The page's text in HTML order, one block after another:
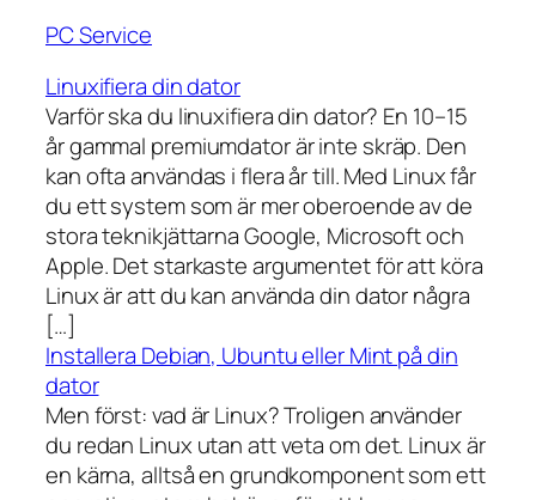
PC Service
Linuxifiera din dator
Varför ska du linuxifiera din dator? En 10–15
år gammal premiumdator är inte skräp. Den
kan ofta användas i flera år till. Med Linux får
du ett system som är mer oberoende av de
stora teknikjättarna Google, Microsoft och
Apple. Det starkaste argumentet för att köra
Linux är att du kan använda din dator några
[…]
Installera Debian, Ubuntu eller Mint på din
dator
Men först: vad är Linux? Troligen använder
du redan Linux utan att veta om det. Linux är
en kärna, alltså en grundkomponent som ett